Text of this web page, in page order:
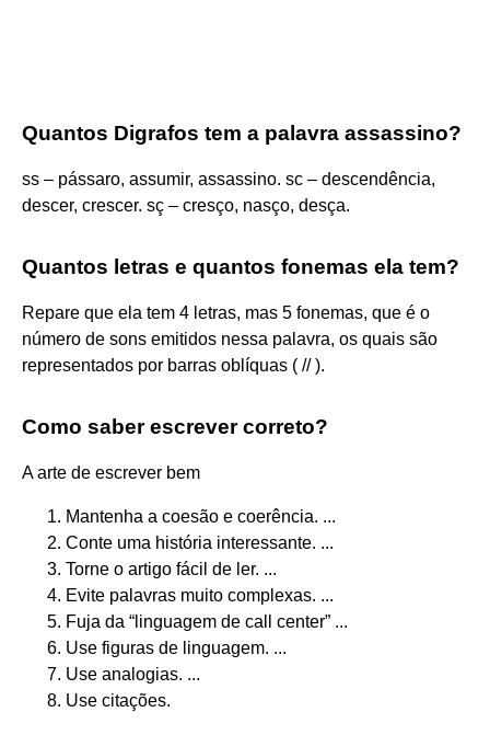
Quantos Digrafos tem a palavra assassino?
ss – pássaro, assumir, assassino. sc – descendência,
descer, crescer. sç – cresço, nasço, desça.
Quantos letras e quantos fonemas ela tem?
Repare que ela tem 4 letras, mas 5 fonemas, que é o
número de sons emitidos nessa palavra, os quais são
representados por barras oblíquas ( // ).
Como saber escrever correto?
A arte de escrever bem
Mantenha a coesão e coerência. ...
Conte uma história interessante. ...
Torne o artigo fácil de ler. ...
Evite palavras muito complexas. ...
Fuja da “linguagem de call center” ...
Use figuras de linguagem. ...
Use analogias. ...
Use citações.